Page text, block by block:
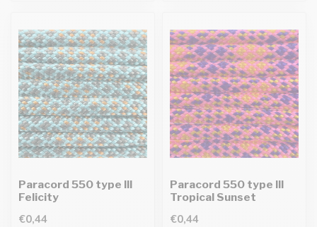
Paracord 550 type III
Felicity
€0,44
Paracord 550 type III
Tropical Sunset
€0,44